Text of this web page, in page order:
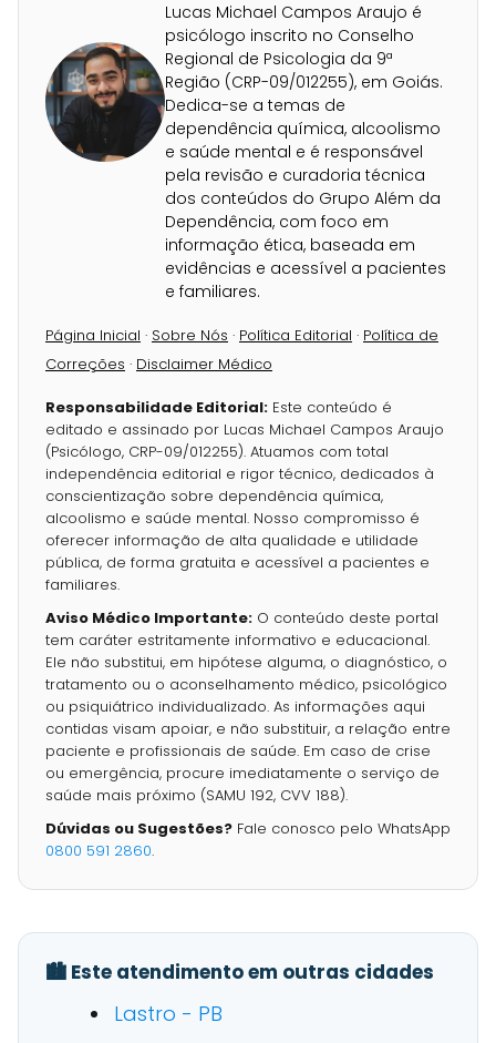
Lucas Michael Campos Araujo é
psicólogo inscrito no Conselho
Regional de Psicologia da 9ª
Região (CRP-09/012255), em Goiás.
Dedica-se a temas de
dependência química, alcoolismo
e saúde mental e é responsável
pela revisão e curadoria técnica
dos conteúdos do Grupo Além da
Dependência, com foco em
informação ética, baseada em
evidências e acessível a pacientes
e familiares.
Página Inicial · Sobre Nós · Política Editorial · Política de
Correções · Disclaimer Médico
Responsabilidade Editorial: Este conteúdo é
editado e assinado por Lucas Michael Campos Araujo
(Psicólogo, CRP-09/012255). Atuamos com total
independência editorial e rigor técnico, dedicados à
conscientização sobre dependência química,
alcoolismo e saúde mental. Nosso compromisso é
oferecer informação de alta qualidade e utilidade
pública, de forma gratuita e acessível a pacientes e
familiares.
Aviso Médico Importante: O conteúdo deste portal
tem caráter estritamente informativo e educacional.
Ele não substitui, em hipótese alguma, o diagnóstico, o
tratamento ou o aconselhamento médico, psicológico
ou psiquiátrico individualizado. As informações aqui
contidas visam apoiar, e não substituir, a relação entre
paciente e profissionais de saúde. Em caso de crise
ou emergência, procure imediatamente o serviço de
saúde mais próximo (SAMU 192, CVV 188).
Dúvidas ou Sugestões? Fale conosco pelo WhatsApp
0800 591 2860.
🏙️ Este atendimento em outras cidades
Lastro - PB